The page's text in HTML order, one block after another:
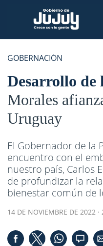
GOBERNACIÓN
Desarrollo de
Morales
Uruguay
El Gobernador de la
encuentro con el
nuestro país, Carlos
de profundizar la
bienestar común de
14 DE NOVIEMBRE DE 2022 ·